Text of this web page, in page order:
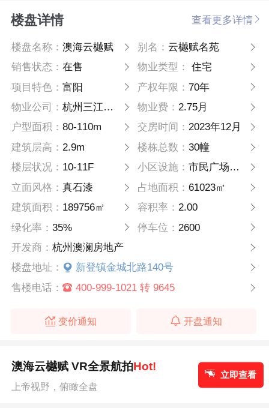
楼盘详情 查看更多详情
楼盘名称：澳海云樾赋 别名： 云樾赋名苑
销售状态：在售 物业类型：
住宅
项目特色：富阳 产权年限： 70年
物业公司：杭州三江物业管理有限公司澳海澜庭分公司 物业费： 2.75月
户型面积：80-110m 交房时间： 2023年12月
建筑层高：2.9m 楼栋总数： 30幢
楼层状况： 10-11F 小区设施： 市民广场，幼儿园，社区服务中心
立面风格：真石漆 占地面积： 61023㎡
建筑面积： 189756㎡ 容积率： 2.00
绿化率：35% 停车位： 2600
开发商：杭州澳澜房地产
楼盘地址：
新登镇金城北路140号
售楼电话：
400-999-1021 转 9645
变价通知 开盘通知
澳海云樾赋 VR全景航拍Hot!
上帝视野，俯瞰全盘
立即查看